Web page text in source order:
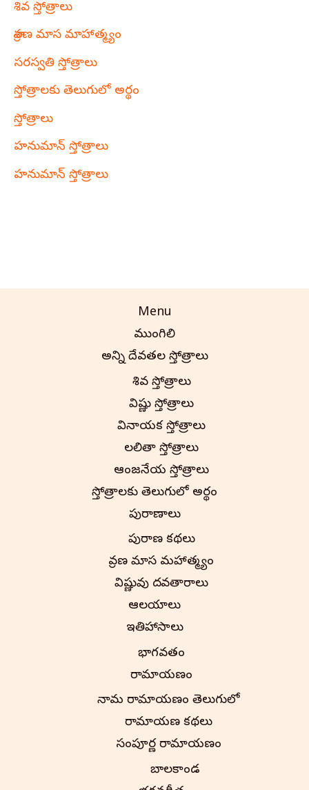
శివ స్తోత్రాలు
శ్రావణ మాస మాహాత్మ్యం
సరస్వతి స్తోత్రాలు
స్తోత్రాలకు తెలుగులో అర్థం
స్తోత్రాలు
హనుమాన్ స్తోత్రాలు
హనుమాన్ స్తోత్రాలు
Menu
ముంగిలి
అన్ని దేవతల స్తోత్రాలు
శివ స్తోత్రాలు
విష్ణు స్తోత్రాలు
వినాయక స్తోత్రాలు
లలితా స్తోత్రాలు
ఆంజనేయ స్తోత్రాలు
స్తోత్రాలకు తెలుగులో అర్థం
పురాణాలు
పురాణ కథలు
శ్రావణ మాస మహాత్మ్యం
విష్ణువు దశావతారాలు
ఆలయాలు
ఇతిహాసాలు
భాగవతం
రామాయణం
నామ రామాయణం తెలుగులో
రామాయణ కథలు
సంపూర్ణ రామాయణం
బాలకాండ